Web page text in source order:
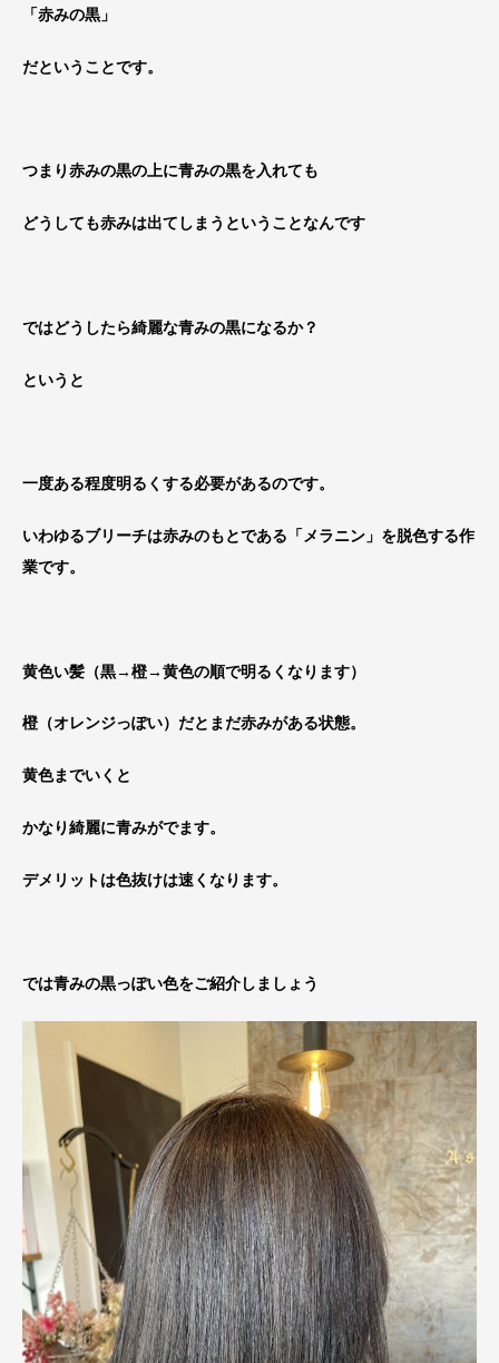
「赤みの黒」
だということです。
つまり赤みの黒の上に青みの黒を入れても
どうしても赤みは出てしまうということなんです
ではどうしたら綺麗な青みの黒になるか？
というと
一度ある程度明るくする必要があるのです。
いわゆるブリーチは赤みのもとである「メラニン」を脱色する作
業です。
黄色い髪（黒→橙→黄色の順で明るくなります）
橙（オレンジっぽい）だとまだ赤みがある状態。
黄色までいくと
かなり綺麗に青みがでます。
デメリットは色抜けは速くなります。
では青みの黒っぽい色をご紹介しましょう